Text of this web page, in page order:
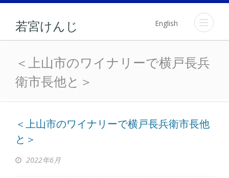
若宮けんじ English
＜上山市のワイナリーで
＜上山市のワイナリーで横戸長兵
衛市長他と＞
＜上山市のワイナリーで横戸長兵衛市長他
と＞
2022年6月